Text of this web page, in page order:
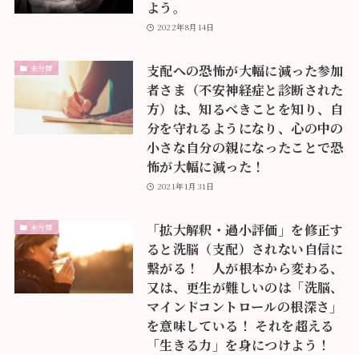
よう。
2022年8月14日
未分類
支配への恐怖が大幅に減った参加
者さま（不安神経症と診断された
方）は、知るべきことを知り、自
分を守れるようになり、心の中の
小さな自分の親になったことで恐
怖が大幅に減った！
2021年1月31日
未分類
「拡大解釈・過小評価」を修正す
ると洗脳（支配）されない自信に
繋がる！ 人が根本から変わる、
又は、更生が難しいのは「洗脳、
マインドコントロールの根深さ」
を意味している！ それを超える
「生きる力」を身につけよう！